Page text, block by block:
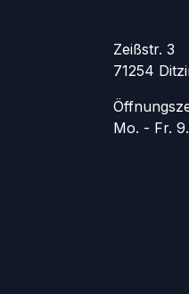
Zeißstr. 3
71254
Mo. - Fr.